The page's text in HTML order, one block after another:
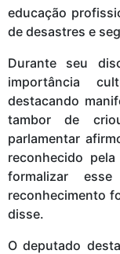
educação
de desastres e
Durante seu
importância
destacando
tambor de
parlamentar
reconhecido
formalizar
reconhecimento
disse.
O deputado